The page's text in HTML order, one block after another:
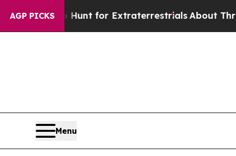
AGP PICKS
to Hunt for ExtraterrestrialsAbout Three
Menu